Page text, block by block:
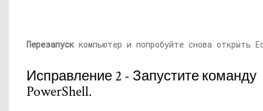
Перезапусккомпьютер и попробуйте снова открыть
Исправление 2 - Запустите команду
PowerShell.